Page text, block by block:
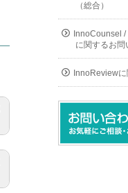
（総合）
InnoCounsel
に関するお問
InnoReview